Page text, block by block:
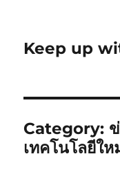
Keep up
Category:
เทคโนโลยีให